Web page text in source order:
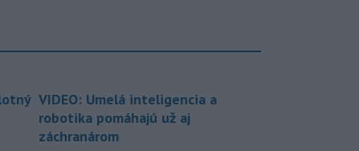
VIDEO: Umelá inteligencia a
robotika pomáhajú už aj
záchranárom